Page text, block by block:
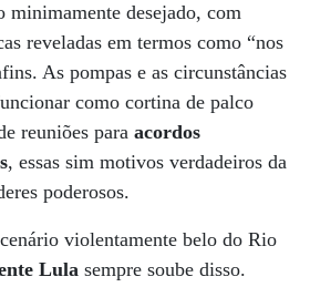
minimamente desejado, com
reveladas em termos como “nos
As pompas e as circunstâncias
como cortina de palco
reuniões para acordos
, essas sim motivos verdadeiros da
poderosos.
violentamente belo do Rio
Lula sempre soube disso.